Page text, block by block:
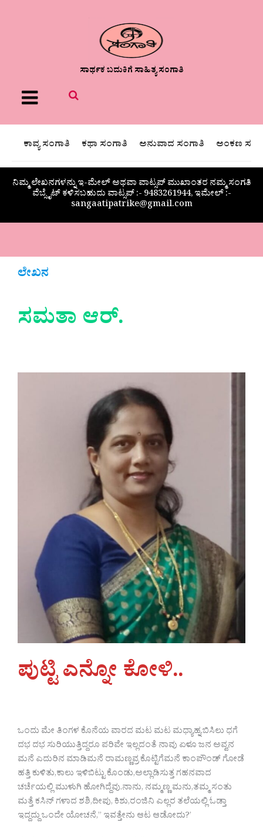
ಸಾರ್ಥಕ ಬದುಕಿಗೆ ಸಾಹಿತ್ಯ ಸಂಗಾತಿ
Menu
ಕಾವ್ಯ ಸಂಗಾತಿ ಕಥಾ ಸಂಗಾತಿ ಅನುವಾದ ಸಂಗಾತಿ ಅಂಕಣ
ನಿಮ್ಮ ಲೇಖನಗಳನ್ನು ಇ-ಮೇಲ್ ಅಥವಾ ವಾಟ್ಸಪ್ ಮುಖಾಂತರ ನಮ್ಮ ಸಂಗತಿ
ವೆಬ್ಸೈಟ್ ಕಳಿಸಬಹುದು ವಾಟ್ಸಪ್‌ :- 9483261944, ಇಮೇಲ್ :-
sangaatipatrike@gmail.com
ಲೇಖನ
ಸಮತಾ ಆರ್.
ಪುಟ್ಟಿ ಎನ್ನೋ ಕೋಳಿ..
ಒಂದು ಮೇ ತಿಂಗಳ ಕೊನೆಯ ವಾರದ ಮಟ ಮಟ ಮಧ್ಯಾಹ್ನ.ಬಿಸಿಲು ಧಗೆ
ದಭ ದಭ ಸುರಿಯುತ್ತಿದ್ದರೂ ಪರಿವೇ ಇಲ್ಲದಂತೆ ನಾವು ಏಳೂ ಜನ ಅವ್ವನ
ಮನೆ ಎದುರಿನ ಮಾಡಿಮನೆ ರಾಮಣ್ಣವ್ರ ಕೊಟ್ಟಿಗೆಮನೆ ಕಾಂಪೌಂಡ್ ಗೋಡೆ
ಹತ್ತಿ ಕುಳಿತು,ಕಾಲು ಇಳಿಬಿಟ್ಟು ಕೊಂಡು,ಅಲ್ಲಾಡಿಸುತ್ತ ಗಹನವಾದ
ಚರ್ಚೆಯಲ್ಲಿ ಮುಳುಗಿ ಹೋಗಿದ್ದೆವು.ನಾನು, ನಮ್ಮಣ್ಣ ಮನು,ತಮ್ಮ ಸಂತು
ಮತ್ತೆ ಕಸಿನ್ ಗಳಾದ ಶಶಿ,ದೀಪು, ಕಿಶು,ರಂಜಿನಿ ಎಲ್ಲರ ತಲೆಯಲ್ಲಿ ಓಡ್ತಾ
ಇದ್ದದ್ದು ಒಂದೇ ಯೋಚನೆ,” ಇವತ್ತೇನು ಆಟ ಆಡೋದು?’